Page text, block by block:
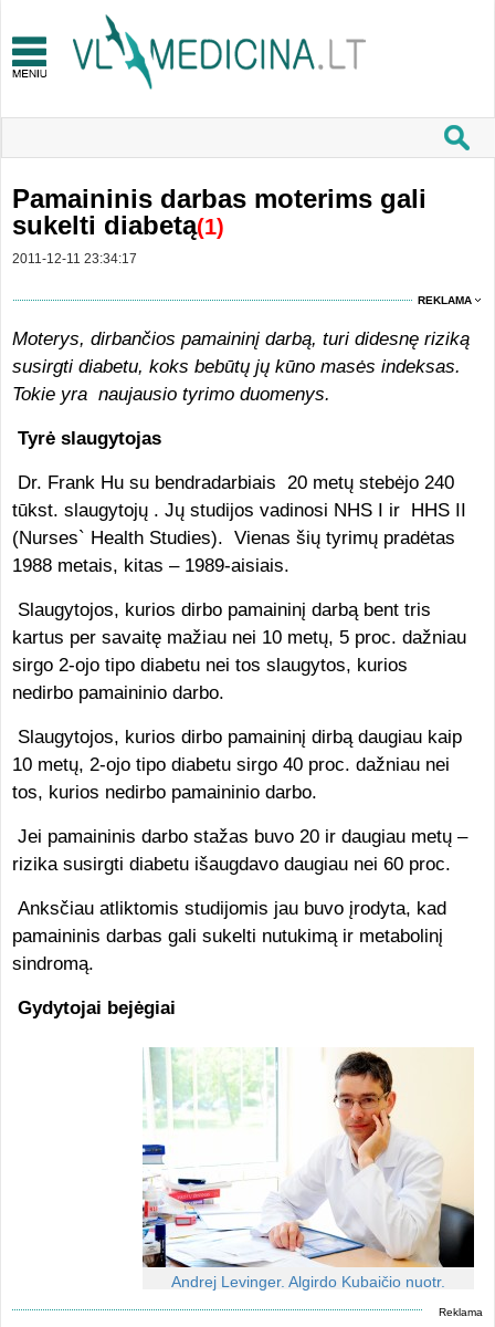
Pamaininis darbas moterims gali
sukelti diabetą(1)
2011-12-11 23:34:17
REKLAMA
Moterys, dirbančios pamaininį darbą, turi didesnę riziką
susirgti diabetu, koks bebūtų jų kūno masės indeksas.
Tokie yra naujausio tyrimo duomenys.
Tyrė slaugytojas
Dr. Frank Hu su bendradarbiais 20 metų stebėjo 240
tūkst. slaugytojų . Jų studijos vadinosi NHS I ir HHS II
(Nurses` Health Studies). Vienas šių tyrimų pradėtas
1988 metais, kitas – 1989-aisiais.
Slaugytojos, kurios dirbo pamaininį darbą bent tris
kartus per savaitę mažiau nei 10 metų, 5 proc. dažniau
sirgo 2-ojo tipo diabetu nei tos slaugytos, kurios
nedirbo pamaininio darbo.
Slaugytojos, kurios dirbo pamaininį dirbą daugiau kaip
10 metų, 2-ojo tipo diabetu sirgo 40 proc. dažniau nei
tos, kurios nedirbo pamaininio darbo.
Jei pamaininis darbo stažas buvo 20 ir daugiau metų –
rizika susirgti diabetu išaugdavo daugiau nei 60 proc.
Anksčiau atliktomis studijomis jau buvo įrodyta, kad
pamaininis darbas gali sukelti nutukimą ir metabolinį
sindromą.
Gydytojai bejėgiai
Andrej Levinger. Algirdo Kubaičio nuotr.
Reklama